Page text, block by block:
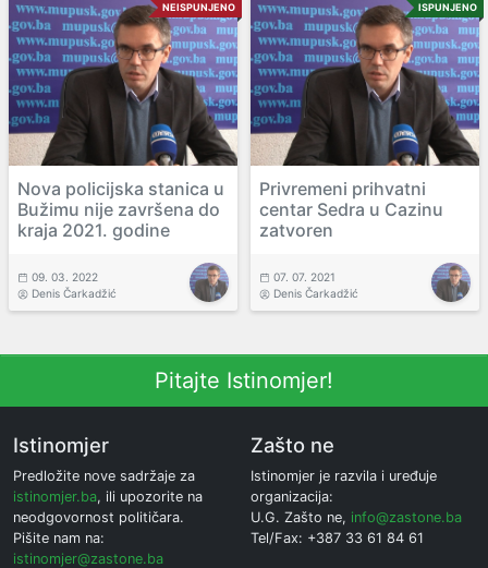
NEISPUNJENO
Nova policijska stanica u
Bužimu nije završena do
kraja 2021. godine
09. 03. 2022
Denis Čarkadžić
ISPUNJENO
Privremeni prihvatni
centar Sedra u Cazinu
zatvoren
07. 07. 2021
Denis Čarkadžić
Pitajte Istinomjer!
Istinomjer
Predložite nove sadržaje za
istinomjer.ba, ili upozorite na
neodgovornost političara.
Pišite nam na:
istinomjer@zastone.ba
Zašto ne
Istinomjer je razvila i uređuje
organizacija:
U.G. Zašto ne, info@zastone.ba
Tel/Fax: +387 33 61 84 61